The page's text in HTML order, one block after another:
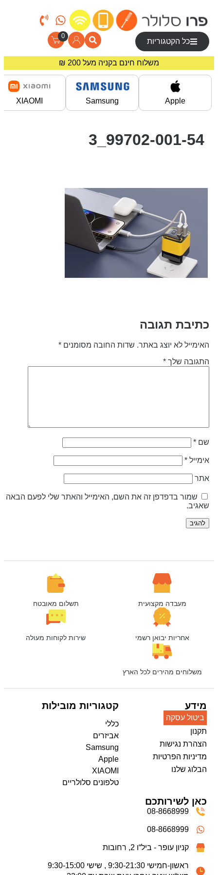
כל הקטגוריות
0
משלוח חינם בקניה מעל 200 ₪
מחירים מיוחדים לרוכשים באתר!
Apple
Samsung
XIAOMI
99702-001-54_3
תגובה
לא יוצג באתר. שדות החובה מסומנים*
שלך*
*
*
שמור בדפדפן זה את השם, האימייל והאתר שלי לפעם הבאה
מעבדה מקצועית תשלום מאובטח
אחריות יבואן רשמי שירות לקוחות מעולה
משלוחים מהירים לכל הארץ
מידע
ביטול עסקה
תקנון
הצהרת נגישות
מדיניות הפרטיות
הבלוג שלנו
קטגוריות מובילות
כללי
אביזרים
Samsung
Apple
XIAOMI
טלפונים סלולריים
כאן לשירותכם
08-8668999
08-8668999
קניון עופר - ביל“ו 2, רחובות
ראשון-חמישי 9:30-21:30 , שישי 9:30-15:00